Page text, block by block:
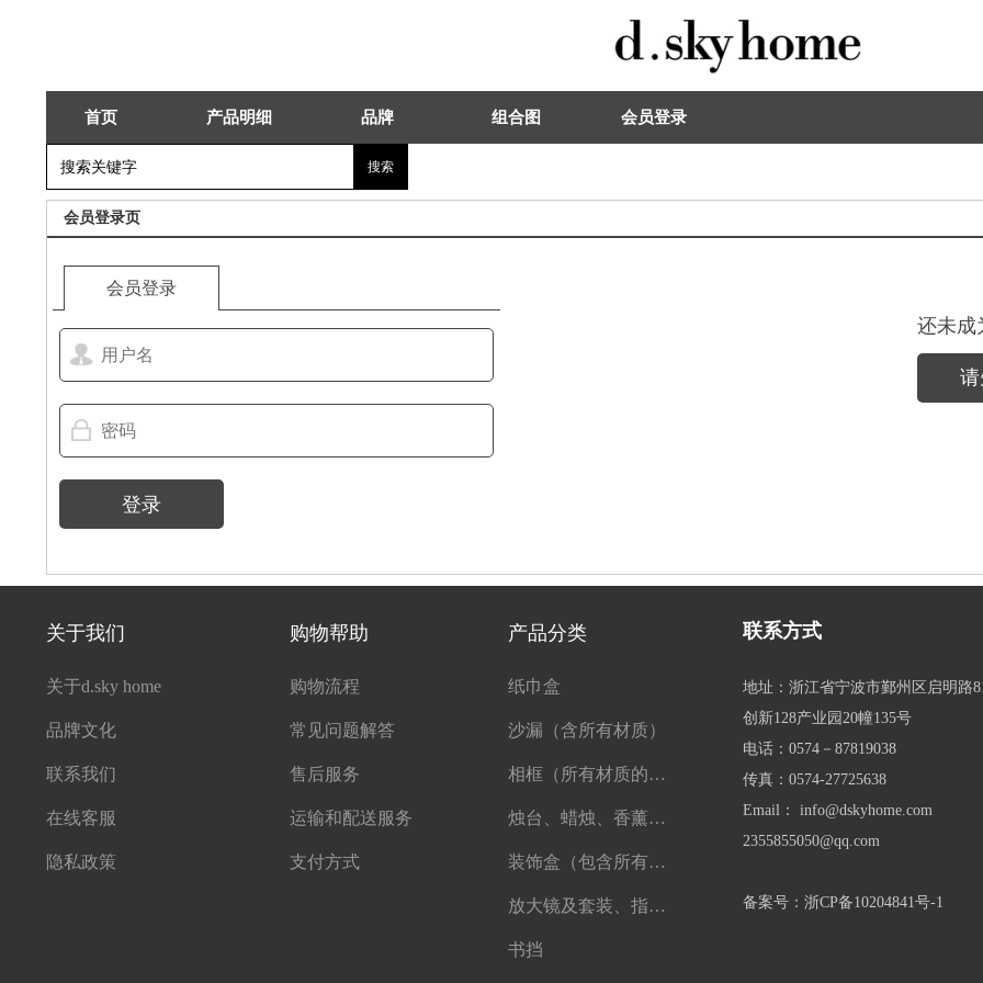
首页 产品明细 品牌 组合图 会员登录
会员登录页
会员登录
登录
还未成
关于我们
关于d.sky home
品牌文化
联系我们
在线客服
隐私政策
购物帮助
购物流程
常见问题解答
售后服务
运输和配送服务
支付方式
产品分类
纸巾盒
沙漏（含所有材质）
相框（所有材质的相框）
烛台、蜡烛、香薰、精油及一切香薰制品
装饰盒（包含所有盒子）
放大镜及套装、指南针、望远镜
书挡
地址：浙江省宁波市鄞州区启明路
创新128产业园20幢135号
电话：0574－87819038
传真：0574-27725638
Email： info@dskyhome.com
2355855050@qq.com
备案号：浙CP备10204841号-1
联系方式